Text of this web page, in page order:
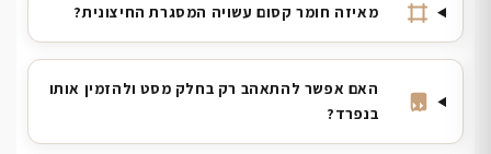
מאיזה חומר קסום עשויה המסגרת החיצונית?
האם אפשר להתאהב רק בחלק מסט ולהזמין אותו
בנפרד?